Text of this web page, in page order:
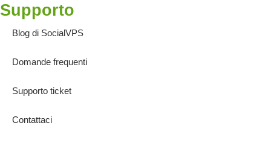
Supporto
Blog di SocialVPS
Domande frequenti
Supporto ticket
Contattaci